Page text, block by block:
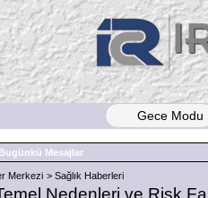
Gece Modu
Bugünkü Mesajlar
Merkezi > Sağlık Haberleri